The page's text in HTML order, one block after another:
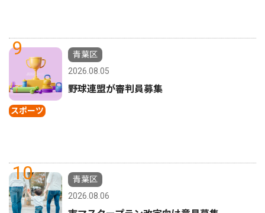
9
スポーツ
青葉区
2026.08.05
野球連盟が審判員募集
10
青葉区
2026.08.06